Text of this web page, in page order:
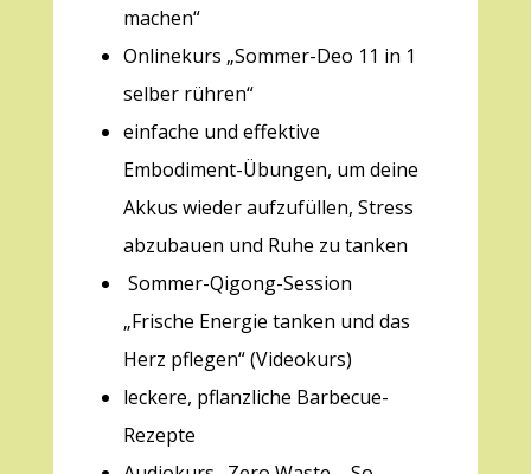
machen“
Onlinekurs „Sommer-Deo 11 in 1
selber rühren“
einfache und effektive
Embodiment-Übungen, um deine
Akkus wieder aufzufüllen, Stress
abzubauen und Ruhe zu tanken
Sommer-Qigong-Session
„Frische Energie tanken und das
Herz pflegen“ (Videokurs)
leckere, pflanzliche Barbecue-
Rezepte